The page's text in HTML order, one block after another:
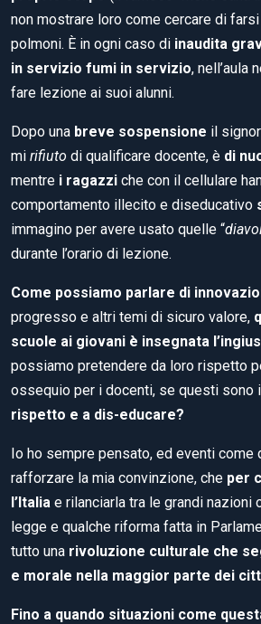
non mostrare loro come cercare di
polmoni. È in ogni caso di inaudita
in servizio fumi in servizio, nell’aula
fare lezione ai suoi alunni.
Dopo una breve sospensione il
mi rifiuto di qualificare docente, è di
mentre i ragazzi che con il cellulare
comportamento illecito e diseducativo
immagino per avere usato quelle “
durante l’orario di lezione.
Come possiamo parlare di
progresso e altri temi di sicuro valore,
scuole ai giovani è insegnata
possiamo pretendere da loro rispetto
ossequio per i docenti, se questi sono
rispetto e a dis-educare?
Io ho sempre pensato, ed eventi come
rafforzare la mia convinzione, che per
l’Italia e rilanciarla tra le grandi nazioni
legge e qualche riforma fatta in
tutto una rivoluzione culturale che
e morale nella maggior parte dei
Fino a quando situazioni come